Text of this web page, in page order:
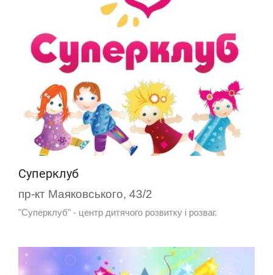
Суперклуб
пр-кт Маяковського, 43/2
"Суперклуб" - центр дитячого розвитку і розваг.